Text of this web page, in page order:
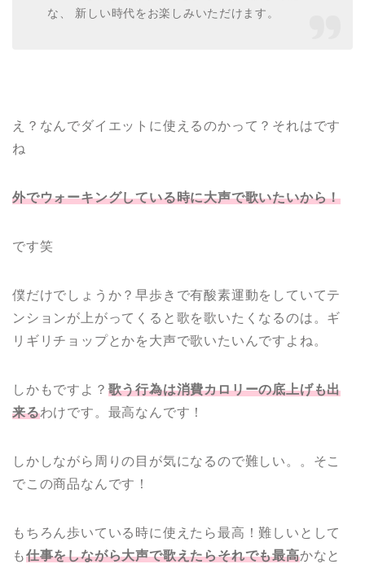
な、 新しい時代をお楽しみいただけます。
え？なんでダイエットに使えるのかって？それはです
ね
外でウォーキングしている時に大声で歌いたいから！
です笑
僕だけでしょうか？早歩きで有酸素運動をしていてテ
ンションが上がってくると歌を歌いたくなるのは。ギ
リギリチョップとかを大声で歌いたいんですよね。
しかもですよ？ 歌う行為は消費カロリーの底上げも出
来るわけです。最高なんです！
しかしながら周りの目が気になるので難しい。。そこ
でこの商品なんです！
もちろん歩いている時に使えたら最高！難しいとして
も仕事をしながら大声で歌えたらそれでも最高かなと